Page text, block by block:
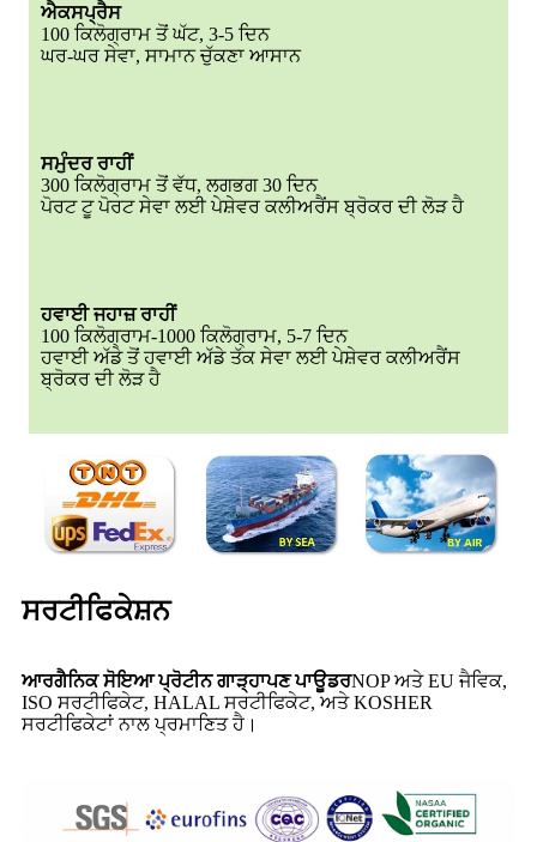
ਐਕਸਪ੍ਰੈਸ
100 ਕਿਲੋਗ੍ਰਾਮ ਤੋਂ ਘੱਟ, 3-5 ਦਿਨ
ਘਰ-ਘਰ ਸੇਵਾ, ਸਾਮਾਨ ਚੁੱਕਣਾ ਆਸਾਨ
ਸਮੁੰਦਰ ਰਾਹੀਂ
300 ਕਿਲੋਗ੍ਰਾਮ ਤੋਂ ਵੱਧ, ਲਗਭਗ 30 ਦਿਨ
ਪੋਰਟ ਟੂ ਪੋਰਟ ਸੇਵਾ ਲਈ ਪੇਸ਼ੇਵਰ ਕਲੀਅਰੈਂਸ ਬ੍ਰੋਕਰ ਦੀ ਲੋੜ ਹੈ
ਹਵਾਈ ਜਹਾਜ਼ ਰਾਹੀਂ
100 ਕਿਲੋਗ੍ਰਾਮ-1000 ਕਿਲੋਗ੍ਰਾਮ, 5-7 ਦਿਨ
ਹਵਾਈ ਅੱਡੇ ਤੋਂ ਹਵਾਈ ਅੱਡੇ ਤੱਕ ਸੇਵਾ ਲਈ ਪੇਸ਼ੇਵਰ ਕਲੀਅਰੈਂਸ
ਬ੍ਰੋਕਰ ਦੀ ਲੋੜ ਹੈ
ਸਰਟੀਫਿਕੇਸ਼ਨ
ਆਰਗੈਨਿਕ ਸੋਇਆ ਪ੍ਰੋਟੀਨ ਗਾੜ੍ਹਾਪਣ ਪਾਊਡਰNOP ਅਤੇ EU ਜੈਵਿਕ,
ISO ਸਰਟੀਫਿਕੇਟ, HALAL ਸਰਟੀਫਿਕੇਟ, ਅਤੇ KOSHER
ਸਰਟੀਫਿਕੇਟਾਂ ਨਾਲ ਪ੍ਰਮਾਣਿਤ ਹੈ।